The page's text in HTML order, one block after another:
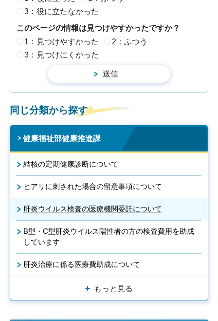
3：役に立たなかった
このページの情報は見つけやすかったですか？
1：見つけやすかった
2：ふつう
3：見つけにくかった
同じ分類から探す
健康福祉部健康推進課
結核の定期健康診断について
ヒアリに刺された場合の留意事項について
肝炎ウイルス検査の医療機関委託について
B型・C型肝炎ウイルス陽性者の方の検査費用を助成
しています
肝炎治療に係る医療費助成について
もっと見る